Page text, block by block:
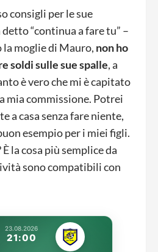
consigli per le sue
“continua a fare tu” –
la moglie di Mauro, non ho
soldi sulle sue spalle, a
è vero che mi è capitato
mia commissione. Potrei
a casa senza fare niente,
esempio per i miei figli.
la cosa più semplice da
sono compatibili con
23.08.2026
21:00